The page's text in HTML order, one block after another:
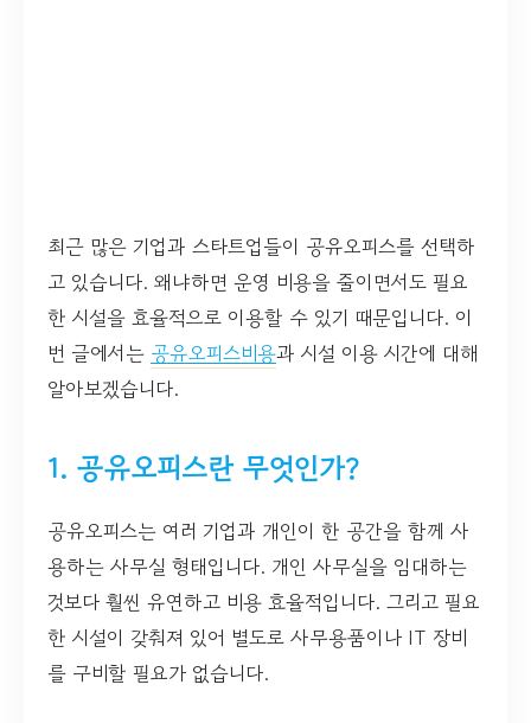
최근 많은 기업과 스타트업들이 공유오피스를 선택하
고 있습니다. 왜냐하면 운영 비용을 줄이면서도 필요
한 시설을 효율적으로 이용할 수 있기 때문입니다. 이
번 글에서는 공유오피스비용과 시설 이용 시간에 대해
알아보겠습니다.
1. 공유오피스란 무엇인가?
공유오피스는 여러 기업과 개인이 한 공간을 함께 사
용하는 사무실 형태입니다. 개인 사무실을 임대하는
것보다 훨씬 유연하고 비용 효율적입니다. 그리고 필요
한 시설이 갖춰져 있어 별도로 사무용품이나 IT 장비
를 구비할 필요가 없습니다.